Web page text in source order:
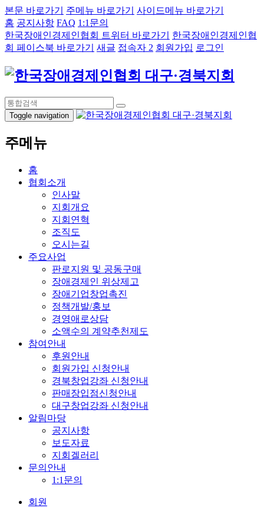
본문 바로가기 주메뉴 바로가기
사이드메뉴 바로가기
홈 공지사항 FAQ 1:1문의
한국장애인경제인협회 트위터 바로가기
한국장애인경제인협
회 페이스북 바로가기
새글 접속자 2 회원가입 로그인
Toggle navigation
주메뉴
홈
협회소개
인사말
지회개요
지회연혁
조직도
오시는길
주요사업
판로지원 및 공동구매
장애경제인 위상제고
장애기업창업촉진
정책개발/홍보
경영애로상담
소액수의 계약추천제도
참여안내
후원안내
회원가입 신청안내
경북창업강좌 신청안내
판매장입점신청안내
대구창업강좌 신청안내
알림마당
공지사항
보도자료
지회겔러리
문의안내
1:1문의
회원